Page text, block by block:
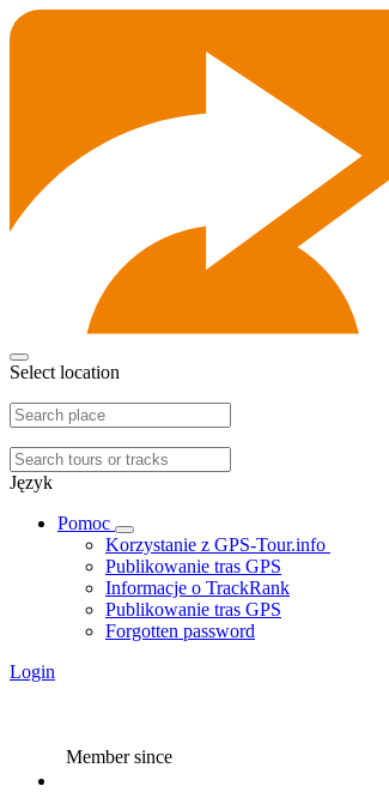
Select location
Język
Pomoc
Korzystanie z GPS-Tour.info
Publikowanie tras GPS
Informacje o TrackRank
Publikowanie tras GPS
Forgotten password
Login
Member since